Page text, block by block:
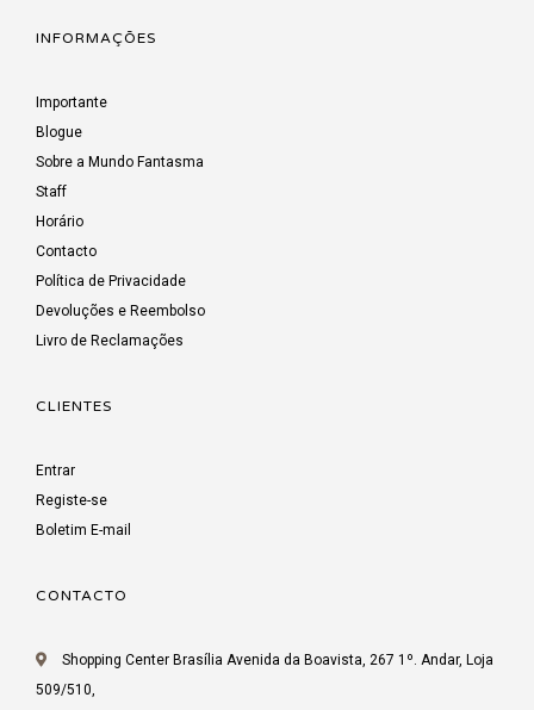
INFORMAÇÕES
Importante
Blogue
Sobre a Mundo Fantasma
Staff
Horário
Contacto
Política de Privacidade
Devoluções e Reembolso
Livro de Reclamações
CLIENTES
Entrar
Registe-se
Boletim E-mail
CONTACTO
Shopping Center Brasília Avenida da Boavista, 267 1º. Andar, Loja
509/510,